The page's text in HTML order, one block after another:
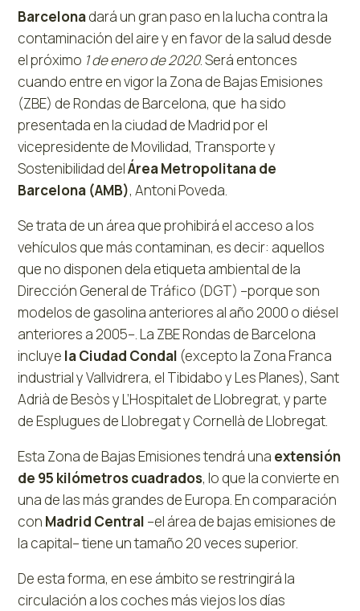
Barcelonadará un gran paso en la lucha contra la
contaminación del aire y en favor de la salud desde
el próximo 1 de enero de 2020. Será entonces
cuando entre en vigor la Zona de Bajas Emisiones
(ZBE) de Rondas de Barcelona, que ha sido
presentada en la ciudad de Madrid por el
vicepresidente de Movilidad, Transporte y
Sostenibilidad delÁrea Metropolitana de
Barcelona (AMB), Antoni Poveda.
Se trata de un área que prohibirá el acceso a los
vehículos que más contaminan, es decir: aquellos
que no disponen dela etiqueta ambiental de la
Dirección General de Tráfico (DGT) –porque son
modelos de gasolina anteriores al año 2000 o diésel
anteriores a 2005–. La ZBE Rondas de Barcelona
incluye la Ciudad Condal (excepto la Zona Franca
industrial y Vallvidrera, el Tibidabo y Les Planes), Sant
Adrià de Besòs y L’Hospitalet de Llobregrat, y parte
de Esplugues de Llobregat y Cornellà de Llobregat.
Esta Zona de Bajas Emisiones tendrá una extensión
de 95 kilómetros cuadrados, lo que la convierte en
una de las más grandes de Europa. En comparación
con Madrid Central –el área de bajas emisiones de
la capital– tiene un tamaño 20 veces superior.
De esta forma, en ese ámbito se restringirá la
circulación a los coches más viejos los días